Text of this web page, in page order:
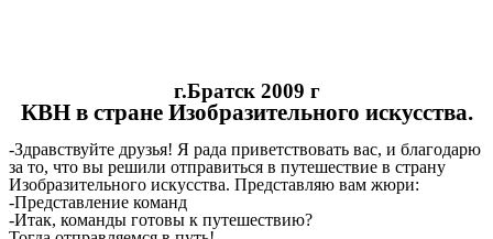
г.Братск 2009 г
КВН в стране Изобразительного искусства.
-Здравствуйте друзья! Я рада приветствовать вас, и благодарю
за то, что вы решили отправиться в путешествие в страну
Изобразительного искусства. Представляю вам жюри:
-Представление команд
-Итак, команды готовы к путешествию?